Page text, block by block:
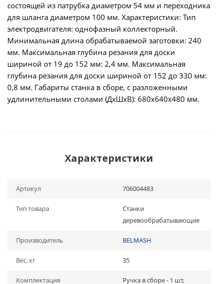
состоящей из патрубка диаметром 54 мм и переходника
для шланга диаметром 100 мм. Характеристики: Тип
электродвигателя: однофазный коллекторный.
Минимальная длина обрабатываемой заготовки: 240
мм. Максимальная глубина резания для доски
шириной от 19 до 152 мм: 2,4 мм. Максимальная
глубина резания для доски шириной от 152 до 330 мм:
0,8 мм. Габариты станка в сборе, с разложенными
удлинительными столами (ДхШхВ): 680х640х480 мм.
Характеристики
Артикул 706004483
Тип товара
Станки
деревообрабатывающие
Производитель BELMASH
Вес, кг 35
Комплектация Ручка в сборе - 1 шт,